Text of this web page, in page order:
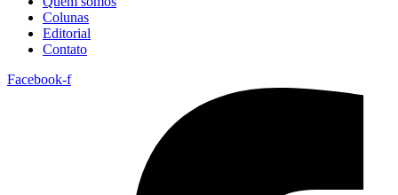
Colunas
Editorial
Contato
Facebook-f